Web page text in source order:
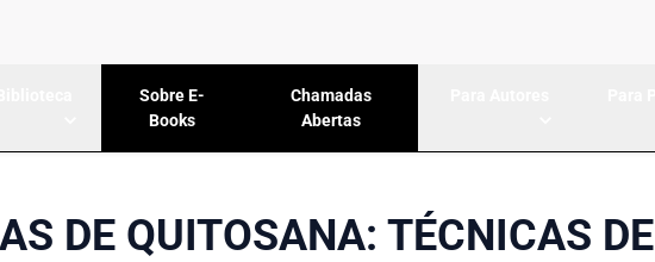
Sobre E-
Books
Chamadas
Abertas
DE QUITOSANA: TÉCNICAS DE